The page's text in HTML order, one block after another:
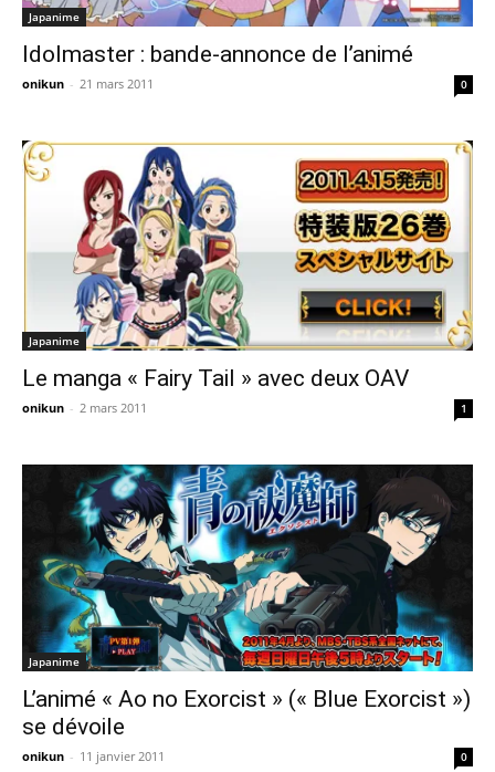
Japanime
Idolmaster : bande-annonce de l’animé
onikun - 21 mars 2011 0
Japanime
Le manga « Fairy Tail » avec deux OAV
onikun - 2 mars 2011 1
Japanime
L’animé « Ao no Exorcist » (« Blue Exorcist »)
se dévoile
onikun - 11 janvier 2011 0